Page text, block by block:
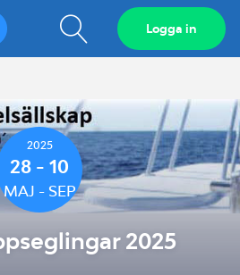
Visa
sökfält
Logga in
2025
28 - 10
MAJ - SEP
2025